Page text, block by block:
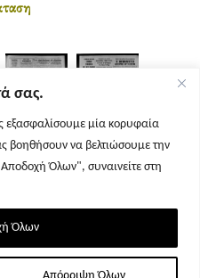
σας.
εξασφαλίσουμε μία κορυφαία
βοηθήσουν να βελτιώσουμε την
Όλων", συναινείτε στη
Απόρριψη Όλων
Όλων
Σελίδα 3 Σελίδα 4